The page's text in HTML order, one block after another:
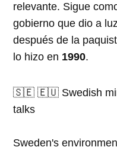
relevante. Sigue
gobierno que dio a
después de la
lo hizo en 1990.
🇸🇪 🇪🇺 Swedish
talks
Sweden's